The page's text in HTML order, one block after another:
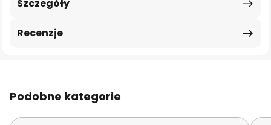
Szczegóły
Recenzje
Podobne kategorie